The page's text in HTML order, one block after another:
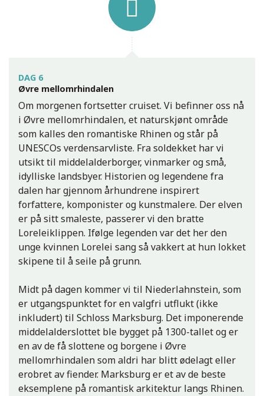
DAG 6
Øvre mellomrhindalen
Om morgenen fortsetter cruiset. Vi befinner oss nå
i Øvre mellomrhindalen, et naturskjønt område
som kalles den romantiske Rhinen og står på
UNESCOs verdensarvliste. Fra soldekket har vi
utsikt til middelalderborger, vinmarker og små,
idylliske landsbyer. Historien og legendene fra
dalen har gjennom århundrene inspirert
forfattere, komponister og kunstmalere. Der elven
er på sitt smaleste, passerer vi den bratte
Loreleiklippen. Ifølge legenden var det her den
unge kvinnen Lorelei sang så vakkert at hun lokket
skipene til å seile på grunn.
Midt på dagen kommer vi til Niederlahnstein, som
er utgangspunktet for en valgfri utflukt (ikke
inkludert) til Schloss Marksburg. Det imponerende
middelalderslottet ble bygget på 1300-tallet og er
en av de få slottene og borgene i Øvre
mellomrhindalen som aldri har blitt ødelagt eller
erobret av fiender. Marksburg er et av de beste
eksemplene på romantisk arkitektur langs Rhinen.